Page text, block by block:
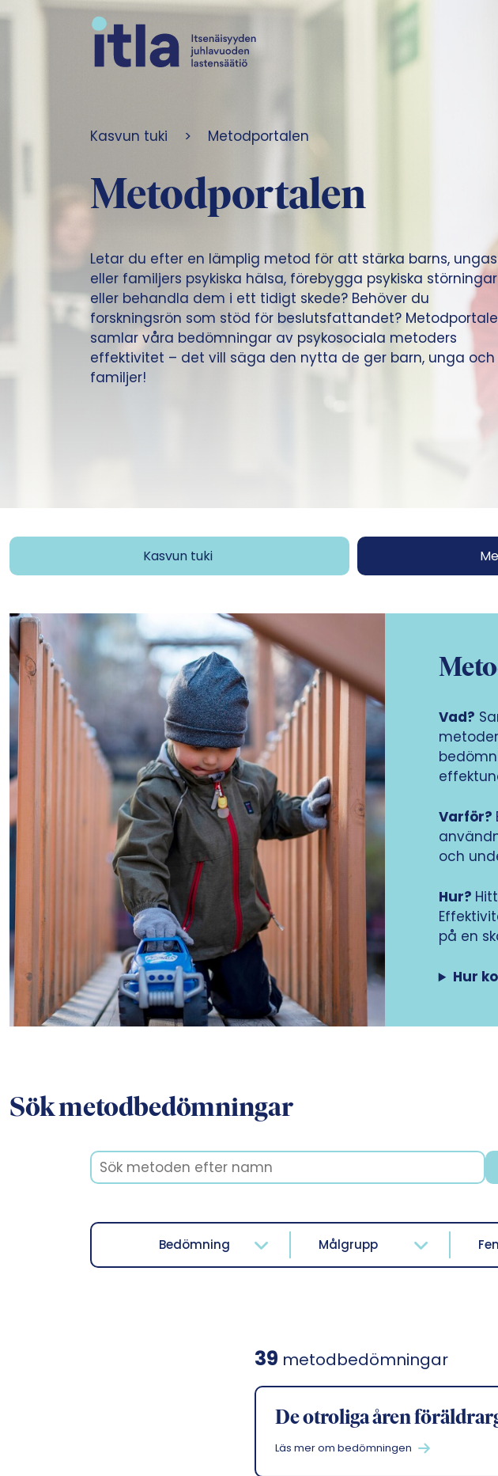
Skip to content
Kasvun tuki > Metodportalen
Metodportalen
Letar du efter en lämplig metod för att stärka barns, ungas
eller familjers psykiska hälsa, förebygga psykiska störningar
eller behandla dem i ett tidigt skede? Behöver du
forskningsrön som stöd för beslutsfattandet?
samlar våra bedömningar av psykosociala metoders
effektivitet – det vill säga den nytta de ger barn, unga och
familjer!
Kasvun tuki
Vad?
Varför?
och
Hur?
på en
Hur
Sök metodbedömningar
Bedömning Målgrupp
39 metodbedömningar
De otroliga åren
Läs mer om bedömningen